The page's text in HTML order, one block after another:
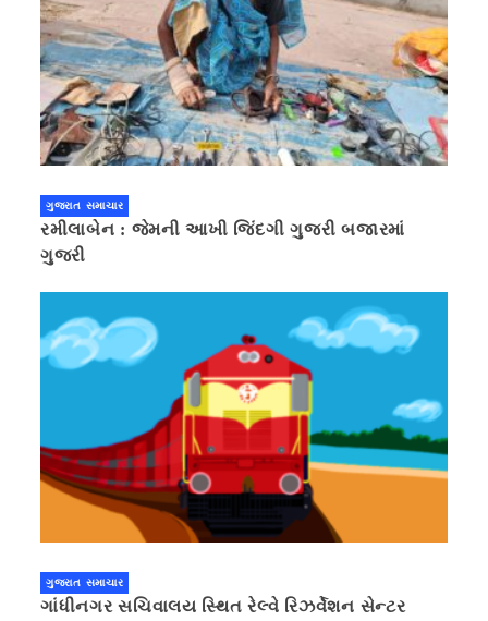
ગુજરાત સમાચાર
રમીલાબેન : જેમની આખી જિંદગી ગુજરી બજારમાં
ગુજરી
ગુજરાત સમાચાર
ગાંધીનગર સચિવાલય સ્થિત રેલ્વે રિઝર્વેશન સેન્ટર